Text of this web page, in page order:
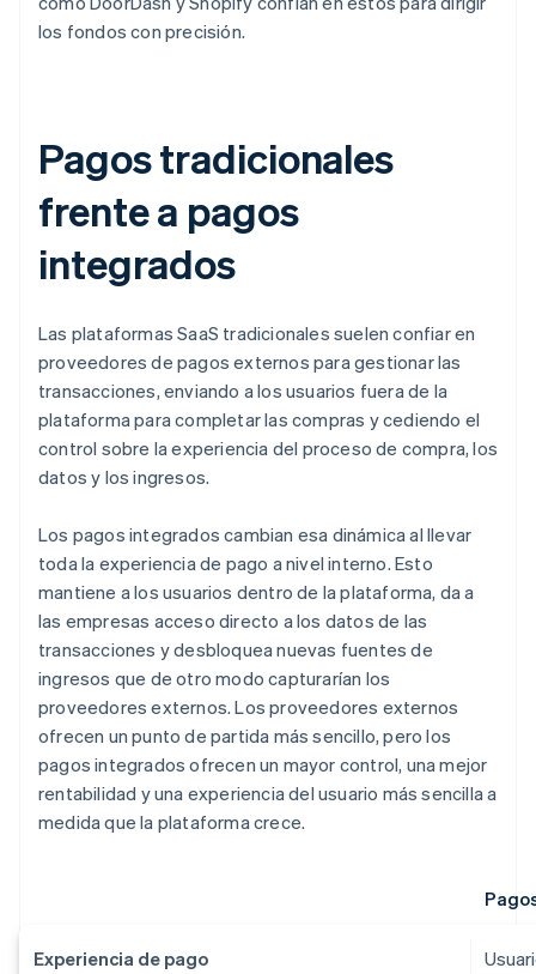
los fondos con precisión.
Pagos tradicionales
frente a pagos
integrados
Las plataformas SaaS tradicionales suelen confiar en
proveedores de pagos externos para gestionar las
transacciones, enviando a los usuarios fuera de la
plataforma para completar las compras y cediendo el
control sobre la experiencia del proceso de compra, los
datos y los ingresos.
Los pagos integrados cambian esa dinámica al llevar
toda la experiencia de pago a nivel interno. Esto
mantiene a los usuarios dentro de la plataforma, da a
las empresas acceso directo a los datos de las
transacciones y desbloquea nuevas fuentes de
ingresos que de otro modo capturarían los
proveedores externos. Los proveedores externos
ofrecen un punto de partida más sencillo, pero los
pagos integrados ofrecen un mayor control, una mejor
rentabilidad y una experiencia del usuario más sencilla a
medida que la plataforma crece.
Experiencia de pago